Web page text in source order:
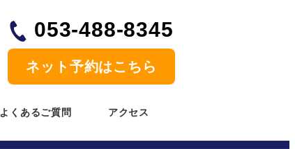
053-488-8345
ネット予約はこちら
よくあるご質問 アクセス